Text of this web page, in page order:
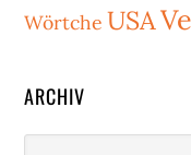
Wörtche USA
ARCHIV